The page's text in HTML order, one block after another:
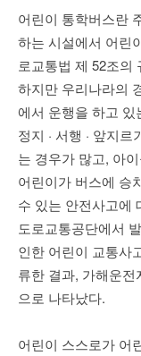
어린이 통학버스란
하는 시설에서 어린
로교통법 제 52조의
하지만 우리나라의
에서 운행을 하고
정지 · 서행 · 앞지
는 경우가 많고, 아
어린이가 버스에 승
수 있는 안전사고에
도로교통공단에서
인한 어린이 교통사
류한 결과, 가해운
으로 나타났다.
어린이 스스로가 어